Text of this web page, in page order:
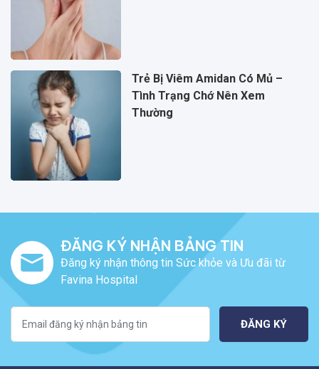
Trẻ Bị Viêm Amidan Có Mủ –
Tình Trạng Chớ Nên Xem
Thường
ĐĂNG KÝ NHẬN BẢNG TIN
Đăng ký nhận thông tin Sức khỏe và Ưu đãi từ
Favina Hospital
ĐĂNG KÝ